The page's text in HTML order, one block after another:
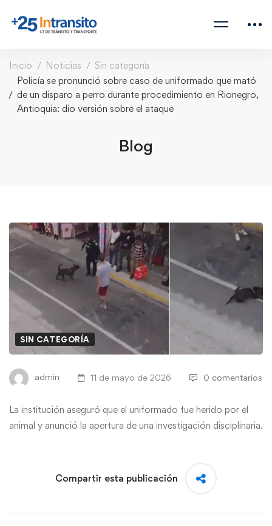
Inicio Noticias
Sin categoría
Policía se pronunció sobre caso de uniformado que mató
de un disparo a perro durante procedimiento en Rionegro,
Antioquia: dio versión sobre el ataque
Blog
SIN CATEGORÍA
admin 11 de mayo de 2026 0 comentarios
La institución aseguró que el uniformado fue herido por el
animal y anunció la apertura de una investigación disciplinaria.
Compartir esta publicación